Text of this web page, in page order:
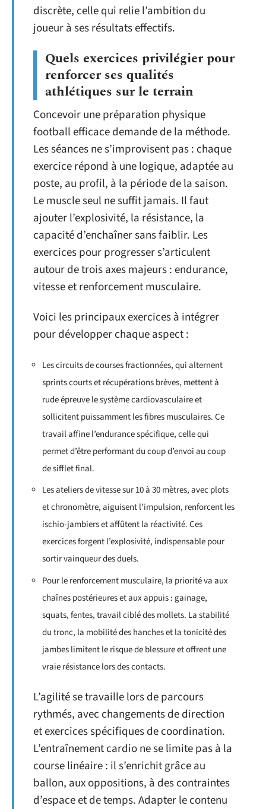
discrète, celle qui relie l’ambition du
joueur à ses résultats effectifs.
Quels exercices privilégier pour
renforcer ses qualités
athlétiques sur le terrain
Concevoir une préparation physique
football efficace demande de la méthode.
Les séances ne s’improvisent pas : chaque
exercice répond à une logique, adaptée au
poste, au profil, à la période de la saison.
Le muscle seul ne suffit jamais. Il faut
ajouter l’explosivité, la résistance, la
capacité d’enchaîner sans faiblir. Les
exercices pour progresser s’articulent
autour de trois axes majeurs : endurance,
vitesse et renforcement musculaire.
Voici les principaux exercices à intégrer
pour développer chaque aspect :
Les circuits de courses fractionnées, qui alternent
sprints courts et récupérations brèves, mettent à
rude épreuve le système cardiovasculaire et
sollicitent puissamment les fibres musculaires. Ce
travail affine l’endurance spécifique, celle qui
permet d’être performant du coup d’envoi au coup
de sifflet final.
Les ateliers de vitesse sur 10 à 30 mètres, avec plots
et chronomètre, aiguisent l’impulsion, renforcent les
ischio-jambiers et affûtent la réactivité. Ces
exercices forgent l’explosivité, indispensable pour
sortir vainqueur des duels.
Pour le renforcement musculaire, la priorité va aux
chaînes postérieures et aux appuis : gainage,
squats, fentes, travail ciblé des mollets. La stabilité
du tronc, la mobilité des hanches et la tonicité des
jambes limitent le risque de blessure et offrent une
vraie résistance lors des contacts.
L’agilité se travaille lors de parcours
rythmés, avec changements de direction
et exercices spécifiques de coordination.
L’entraînement cardio ne se limite pas à la
course linéaire : il s’enrichit grâce au
ballon, aux oppositions, à des contraintes
d’espace et de temps. Adapter le contenu